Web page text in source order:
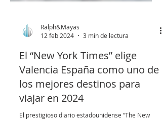
Ralph&Mayas
12 feb 2024
3 min de lectura
El “New York Times” elige